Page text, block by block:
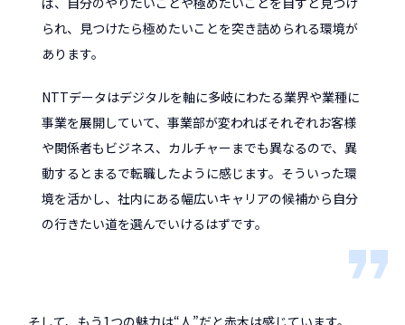
られ、見つけたら極めたいことを突き詰められる環境が
あります。
NTTデータはデジタルを軸に多岐にわたる業界や業種に
事業を展開していて、事業部が変わればそれぞれお客様
や関係者もビジネス、カルチャーまでも異なるので、異
動するとまるで転職したように感じます。そういった環
境を活かし、社内にある幅広いキャリアの候補から自分
の行きたい道を選んでいけるはずです。
そして、もう1つの魅力は“人”だと赤木は感じています。